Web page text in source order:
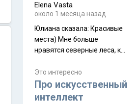
производителя. Новинка
получила двухслойную
конструкцию с отдельным
внешним тентом и сетчатой
внутренней палаткой, а ее
комплектации составляет
около 845 г. Палатка весит
менее
Elena Vasta
около 1 месяца назад
Юлиана сказалa: Красивые
места) Мне больше
нравятся северные леса, как
южной тайги
Это интересно
Про искусственный
интеллект